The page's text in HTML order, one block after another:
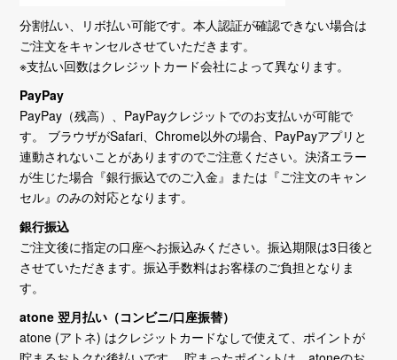
分割払い、リボ払い可能です。本人認証が確認できない場合は
ご注文をキャンセルさせていただきます。
※支払い回数はクレジットカード会社によって異なります。
PayPay
PayPay（残高）、PayPayクレジットでのお支払いが可能で
す。 ブラウザがSafari、Chrome以外の場合、PayPayアプリと
連動されないことがありますのでご注意ください。決済エラー
が生じた場合『銀行振込でのご入金』または『ご注文のキャン
セル』のみの対応となります。
銀行振込
ご注文後に指定の口座へお振込みください。振込期限は3日後と
させていただきます。振込手数料はお客様のご負担となりま
す。
atone 翌月払い（コンビニ/口座振替）
atone (アトネ) はクレジットカードなしで使えて、ポイントが